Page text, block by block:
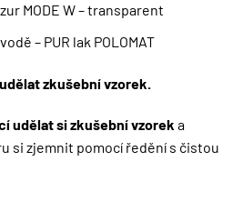
MODE W – transparent
– PUR lak POLOMAT
zkušební vzorek.
udělat si zkušební vzorek a
si zjemnit pomocí ředění s čistou